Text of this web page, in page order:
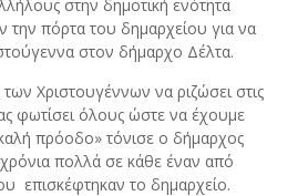
στην δημοτική ενότητα
πόρτα του δημαρχείου για να
στον δήμαρχο Δέλτα.
Χριστουγέννων να ριζώσει στις
φωτίσει όλους ώστε να έχουμε
πρόοδο» τόνισε ο δήμαρχος
πολλά σε κάθε έναν από
επισκέφτηκαν το δημαρχείο.